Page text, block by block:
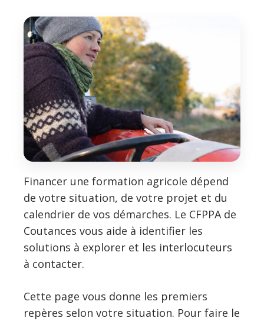
Financer une formation agricole dépend
de votre situation, de votre projet et du
calendrier de vos démarches. Le CFPPA de
Coutances vous aide à identifier les
solutions à explorer et les interlocuteurs
à contacter.
Cette page vous donne les premiers
repères selon votre situation. Pour faire le